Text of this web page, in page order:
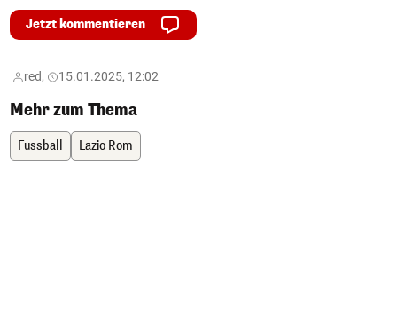
Jetzt kommentieren
red, 15.01.2025, 12:02
Mehr zum Thema
Fussball Lazio Rom